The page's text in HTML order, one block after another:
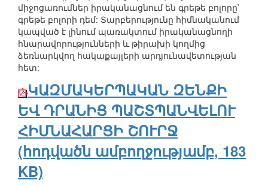
միջոցառումներ իրականացնում են գրեթե բոլորը՝
գրեթե բոլորի դեմ: Տարբերությունը հիմնականում
կապված է լինում պառակտում իրականացնողի
հնարավորությունների և թիրախի կողմից
ձեռնարկվող հակաքայլերի արդյունավետության
հետ:
ԿԱԶՄԱԿԵՐՊԱԿԱՆ ԶԵՆՔԻ
ԵՎ ԴՐԱՆԻՑ ՊԱՇՏՊԱՆՎԵԼՈՒ
ՀԻՄՆԱՀԱՐՑԻ ՇՈՒՐՋ
(հոդվածն ամբողջությամբ, 183
KB)